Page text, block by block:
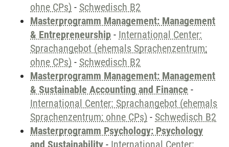
ohne CPs) - Schwedisch B2
Masterprogramm Management: Management
& Entrepreneurship - International Center:
Sprachangebot (ehemals Sprachenzentrum;
ohne CPs) - Schwedisch B2
Masterprogramm Management: Management
& Sustainable Accounting and Finance -
International Center: Sprachangebot (ehemals
Sprachenzentrum; ohne CPs) - Schwedisch B2
Masterprogramm Psychology: Psychology
and Sustainability - International Center: